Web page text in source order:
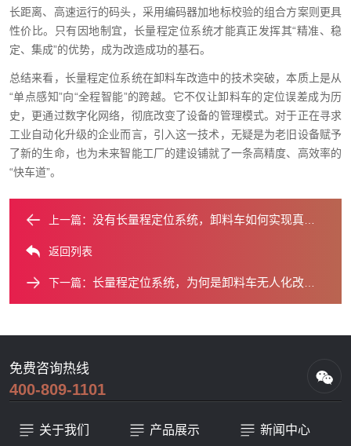
长距离、高速运行的码头，采用编码器加地标校验的组合方案则更具
性价比。只有因地制宜，长量程定位系统才能真正发挥其“精准、稳
定、集成”的优势，成为改造成功的基石。
总结来看，长量程定位系统在卸料车改造中的技术突破，本质上是从
“单点感知”向“全程智能”的跨越。它不仅让卸料车的定位误差成为历
史，更通过数字化网络，彻底改变了设备的管理模式。对于正在寻求
工业自动化升级的企业而言，引入这一技术，无疑是为老旧设备赋予
了新的生命，也为未来智能工厂的建设铺就了一条高精度、高效率的
“快车道”。
上一篇： 没有长量程定位系统，卸料车如何实现真正的“无人值守”？
返回列表
下一篇： 长量程定位系统，为何是卸料车无人化改造的首道关卡？
免费咨询热线
400-809-1101
关于我们 产品展示 新闻中心